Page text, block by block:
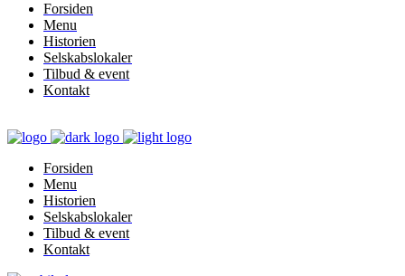
Forsiden
Menu
Historien
Selskabslokaler
Tilbud & event
Kontakt
Forsiden
Menu
Historien
Selskabslokaler
Tilbud & event
Kontakt